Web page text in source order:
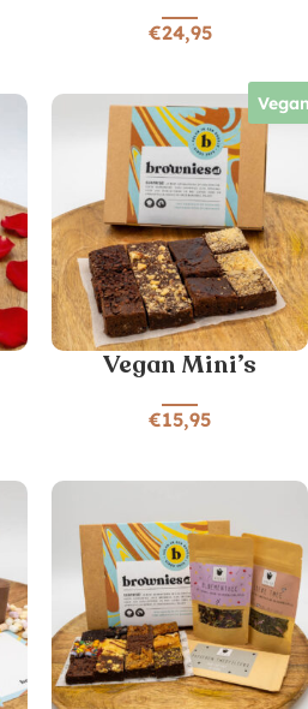
€24,95
Vegan Mini’s
€15,95